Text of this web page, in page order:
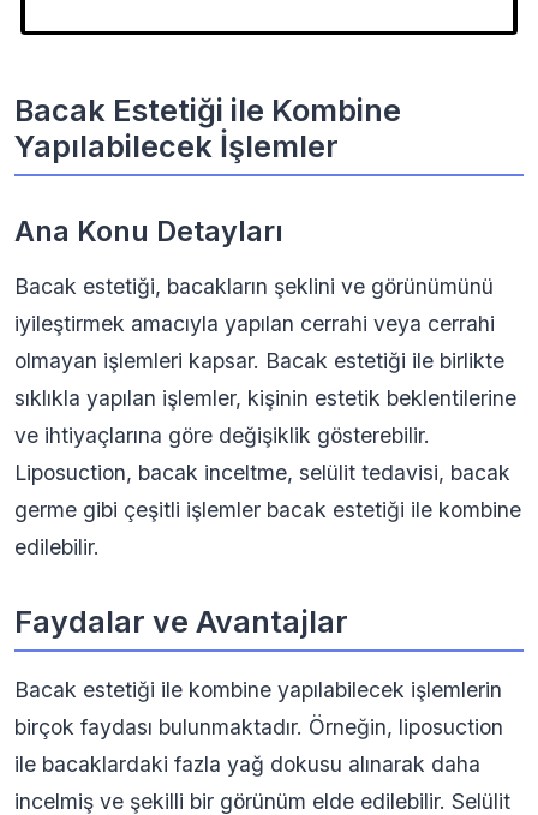
Bacak Estetiği ile Kombine
Yapılabilecek İşlemler
Ana Konu Detayları
Bacak estetiği, bacakların şeklini ve görünümünü
iyileştirmek amacıyla yapılan cerrahi veya cerrahi
olmayan işlemleri kapsar. Bacak estetiği ile birlikte
sıklıkla yapılan işlemler, kişinin estetik beklentilerine
ve ihtiyaçlarına göre değişiklik gösterebilir.
Liposuction, bacak inceltme, selülit tedavisi, bacak
germe gibi çeşitli işlemler bacak estetiği ile kombine
edilebilir.
Faydalar ve Avantajlar
Bacak estetiği ile kombine yapılabilecek işlemlerin
birçok faydası bulunmaktadır. Örneğin, liposuction
ile bacaklardaki fazla yağ dokusu alınarak daha
incelmiş ve şekilli bir görünüm elde edilebilir. Selülit